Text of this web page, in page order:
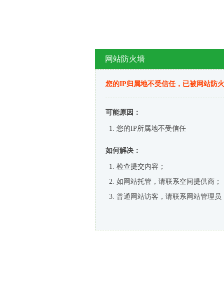
网站防火墙
您的IP归属地不受信任，已被网站防
可能原因：
您的IP所属地不受信任
如何解决：
检查提交内容；
如网站托管，请联系空间提供商；
普通网站访客，请联系网站管理员